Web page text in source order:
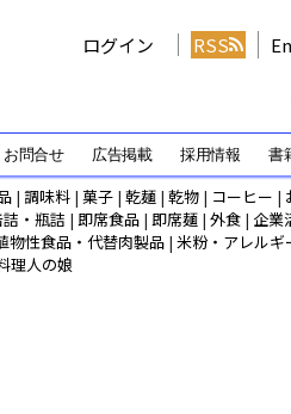
ログイン RSS
お問合せ 広告掲載 採用情報 書
| 調味料 | 菓子 | 乾麺 | 乾物 | コーヒー |
・瓶詰 | 即席食品 | 即席麺 | 外食 | 企業
物性食品・代替肉製品 | 米粉・アレルギ
理人の娘